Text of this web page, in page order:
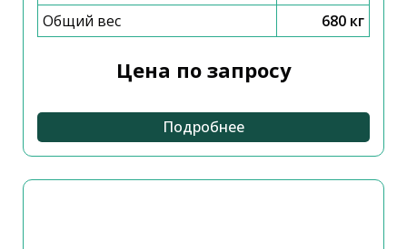
Общий вес
680 кг
Цена по запросу
Подробнее